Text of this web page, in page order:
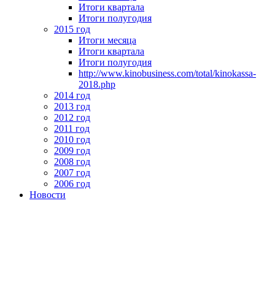
Итоги квартала
Итоги полугодия
2015 год
Итоги месяца
Итоги квартала
Итоги полугодия
http://www.kinobusiness.com/total/kinokassa-
2018.php
2014 год
2013 год
2012 год
2011 год
2010 год
2009 год
2008 год
2007 год
2006 год
Новости